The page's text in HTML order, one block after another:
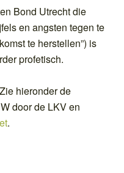
Bond Utrecht die
en angsten tegen te
te herstellen”) is
profetisch.
hieronder de
door de LKV en
.